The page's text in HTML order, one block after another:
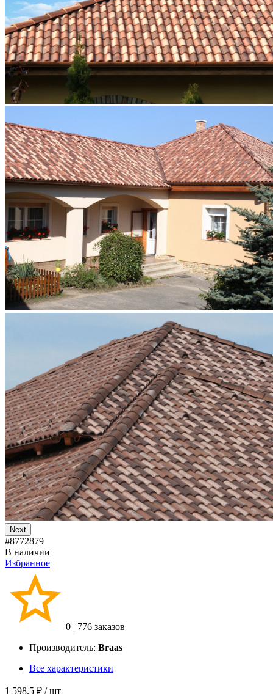
Next
#8772879
В наличии
Избранное
0 | 776 заказов
Производитель: Braas
Все характеристики
1 598.5 ₽ / шт